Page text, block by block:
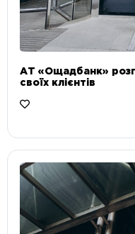
АТ «Ощадбанк»
своїх клієнтів